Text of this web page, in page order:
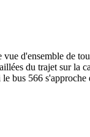
d'ensemble de
du trajet sur la
bus 566 s'approche